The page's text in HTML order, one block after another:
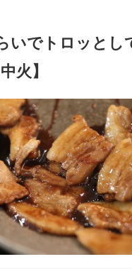
いでトロッとし
火】